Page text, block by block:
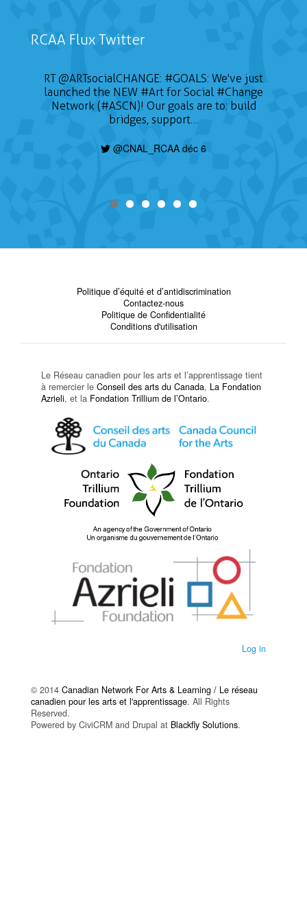
RCAA Flux Twitter
RT@ARTsocialCHANGE: #GOALS: We've just
launched the NEW #Art for Social #Change
Network (#ASCN)! Our goals are to: build
bridges, support…
@CNAL_RCAA déc 6
Politique d’équité et d’antidiscrimination
Contactez-nous
Politique de Confidentialité
Conditions d'utilisation
Le Réseau canadien pour les arts et l’apprentissage tient
à remercier le Conseil des arts du Canada, La Fondation
Azrieli, et la Fondation Trillium de l’Ontario.
Log in
© 2014 Canadian Network For Arts & Learning / Le réseau
canadien pour les arts et l'apprentissage. All Rights
Reserved.
Powered by CiviCRM and Drupal at Blackfly Solutions.